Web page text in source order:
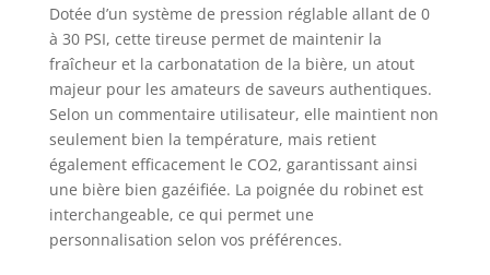
utilisation.
Réfrigération &
Isolation : La mini-
tireuse à bière
peut être stockée
dans le
réfrigérateur. Avec
son matériau
d'étanchéité en
acier inoxydable à
double couche, il
Dotée d’un système de pression réglable allant de 0
à 30 PSI, cette tireuse permet de maintenir la
fraîcheur et la carbonatation de la bière, un atout
majeur pour les amateurs de saveurs authentiques.
Selon un commentaire utilisateur, elle maintient non
seulement bien la température, mais retient
également efficacement le CO2, garantissant ainsi
une bière bien gazéifiée. La poignée du robinet est
interchangeable, ce qui permet une
personnalisation selon vos préférences.